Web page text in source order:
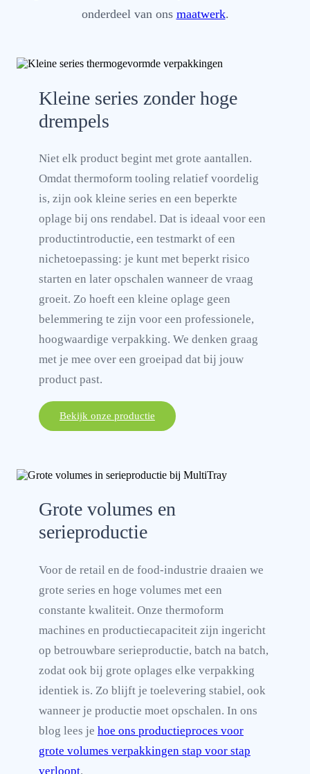
onderdeel van ons maatwerk.
Kleine series zonder hoge
drempels
Niet elk product begint met grote aantallen.
Omdat thermoform tooling relatief voordelig
is, zijn ook kleine series en een beperkte
oplage bij ons rendabel. Dat is ideaal voor een
productintroductie, een testmarkt of een
nichetoepassing: je kunt met beperkt risico
starten en later opschalen wanneer de vraag
groeit. Zo hoeft een kleine oplage geen
belemmering te zijn voor een professionele,
hoogwaardige verpakking. We denken graag
met je mee over een groeipad dat bij jouw
product past.
Bekijk onze productie
Grote volumes en
serieproductie
Voor de retail en de food-industrie draaien we
grote series en hoge volumes met een
constante kwaliteit. Onze thermoform
machines en productiecapaciteit zijn ingericht
op betrouwbare serieproductie, batch na batch,
zodat ook bij grote oplages elke verpakking
identiek is. Zo blijft je toelevering stabiel, ook
wanneer je productie moet opschalen. In ons
blog lees je hoe ons productieproces voor
grote volumes verpakkingen stap voor stap
verloopt.